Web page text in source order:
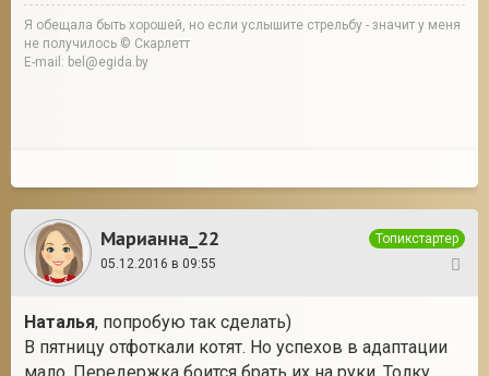
Я обещала быть хорошей, но если услышите стрельбу - значит у меня
не получилось © Скарлетт
E-mail: bel@egida.by
Марианна_22
Топикстартер
05.12.2016 в 09:55
Наталья, попробую так сделать)
В пятницу отфоткали котят. Но успехов в адаптации